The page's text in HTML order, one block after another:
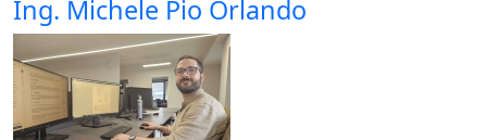
Ing. Michele Pio Orlando